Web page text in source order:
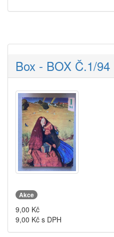
Box - BOX Č.1/94
Akce
9,00 Kč
9,00 Kč s DPH